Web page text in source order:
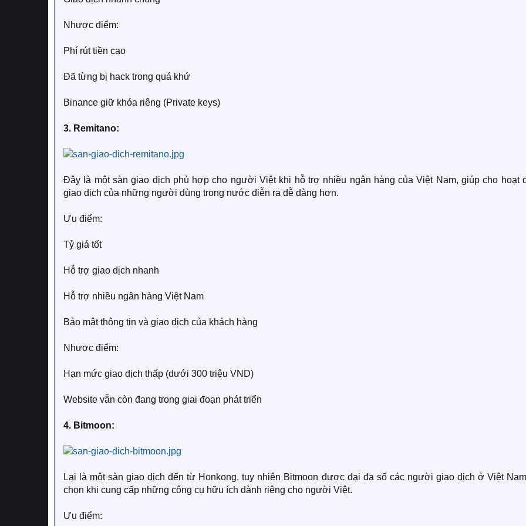
Nhược điểm:
Phí rút tiền cao
Đã từng bị hack trong quá khứ
Binance giữ khóa riêng (Private keys)
3. Remitano:
Đây là một sàn giao dịch phù hợp cho người Việt khi hỗ trợ nhiều ngân hàng của Việt Nam, giúp cho hoạt
giao dịch của những người dùng trong nước diễn ra dễ dàng hơn.
Ưu điểm:
Tỷ giá tốt
Hỗ trợ giao dịch nhanh
Hỗ trợ nhiều ngân hàng Việt Nam
Bảo mật thông tin và giao dịch của khách hàng
Nhược điểm:
Hạn mức giao dịch thấp (dưới 300 triệu VND)
Website vẫn còn đang trong giai đoạn phát triển
4. Bitmoon:
Lại là một sàn giao dịch đến từ Honkong, tuy nhiên Bitmoon được đại đa số các người giao dịch ở Việt
chọn khi cung cấp những công cụ hữu ích dành riêng cho người Việt.
Ưu điểm: